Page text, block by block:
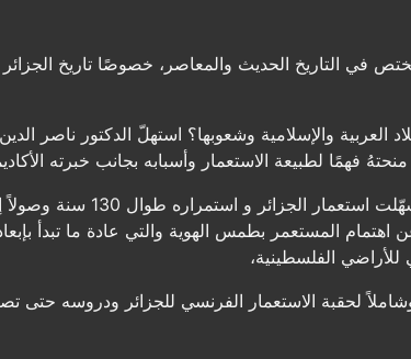
في التاريخ الحديث والمعاصر، خصوصًا تاريخ
والإسلامية وشعوبها؟ استهلّ الدكتور ناصر
فهمًا لطبيعة الاستعمار وأسبابه بجانب خبرته
معه حاولنا قراءة التاريخ بموضوعية، والبحث وراء وقائع
اهتمام المستعمر بطمس الهوية والتي عادة ما تبدأ
للأراضي الفلسطينية،
لحقبة الاستعمار الفرنسي للجزائر ودروسه حتى